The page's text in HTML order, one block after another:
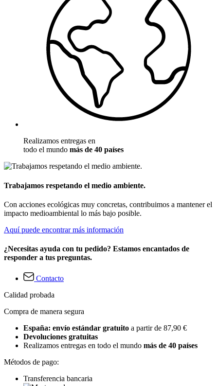
Realizamos entregas en
todo el mundo más de 40 países
Trabajamos respetando el medio ambiente.
Con acciones ecológicas muy concretas, contribuimos a mantener el
impacto medioambiental lo más bajo posible.
Aquí puede encontrar más información
¿Necesitas ayuda con tu pedido? Estamos encantados de
responder a tus preguntas.
Contacto
Calidad probada
Compra de manera segura
España: envío estándar gratuito a partir de 87,90 €
Devoluciones gratuitas
Realizamos entregas en todo el mundo más de 40 países
Métodos de pago:
Transferencia bancaria